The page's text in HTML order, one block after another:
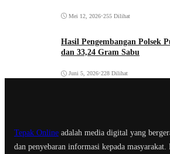
Mei 12, 2026•255 Dilihat
Hasil Pengembangan Polsek
dan 33,24 Gram Sabu
Juni 5, 2026•228 Dilihat
Tepak Online adalah media digital yang
dan penyebaran informasi kepada